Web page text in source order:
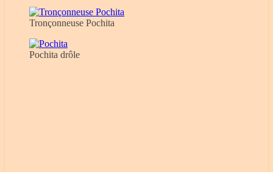
Tronçonneuse Pochita
Pochita drôle